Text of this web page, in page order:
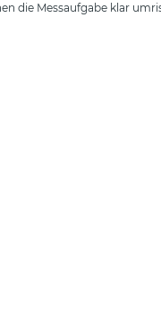
die Messaufgabe klar